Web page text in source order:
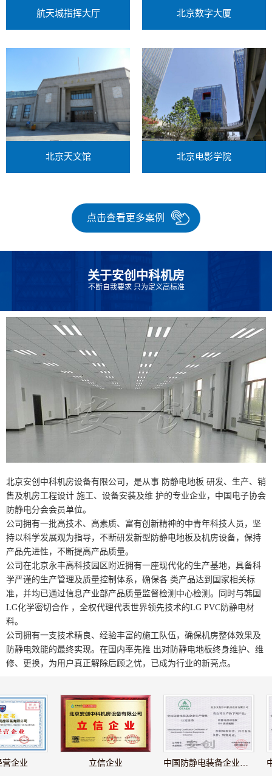
航天城指挥大厅 北京数字大厦
北京天文馆 北京电影学院
点击查看更多案例
关于安创中科机房
不断自我要求 只为定义高标准
北京安创中科机房设备有限公司，是从事 防静电地板 研发、生产、销
售及机房工程设计 施工、设备安装及维 护的专业企业，中国电子协会
防静电分会会员单位。
公司拥有一批高技术、高素质、富有创新精神的中青年科技人员，坚
持以科学发展观为指导，不断研发新型防静电地板及机房设备，保持
产品先进性，不断提高产品质量。
公司在北京永丰高科技园区附近拥有一座现代化的生产基地，具备科
学严谨的生产管理及质量控制体系，确保各 类产品达到国家相关标
准，并均已通过信息产业部产品质量监督检测中心检测。同时与韩国
LG化学密切合作 ，全权代理代表世界领先技术的LG PVC防静电材
料。
公司拥有一支技术精良、经验丰富的施工队伍，确保机房整体效果及
防静电效能的最终实现。在国内率先推 出对防静电地板终身维护、维
修、更换，为用户真正解除后顾之忧，已成为行业的新亮点。
立信企业 中国防静电装备企业生产